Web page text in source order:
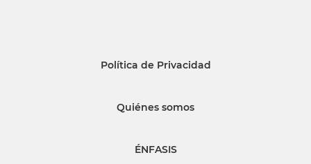
Política de Privacidad
Quiénes somos
ÉNFASIS